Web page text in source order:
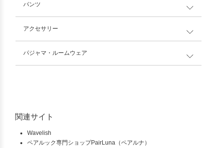
パンツ
アクセサリー
パジャマ・ルームウェア
関連サイト
Wavelish
ペアルック専門ショップPairLuna（ペアルナ）